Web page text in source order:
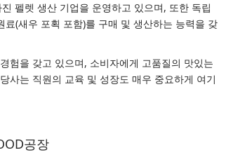
펠렛 생산 기업을 운영하고 있으며, 또한 독립
(새우 포획 포함)를 구매 및 생산하는 능력을 갖
험을 갖고 있으며, 소비자에게 고품질의 맛있는
사는 직원의 교육 및 성장도 매우 중요하게 여기
공장